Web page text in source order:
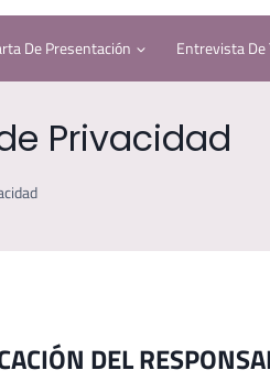
De Presentación Entrevista De
Privacidad
DEL